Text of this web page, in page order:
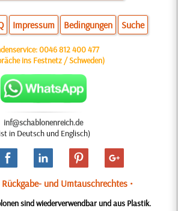
Impressum Bedingungen Suche
0046 812 400 477
ins Festnetz / Schweden)
inf@schablonenreich.de
in Deutsch und Englisch)
und Umtauschrechtes •
sind wiederverwendbar und aus Plastik.